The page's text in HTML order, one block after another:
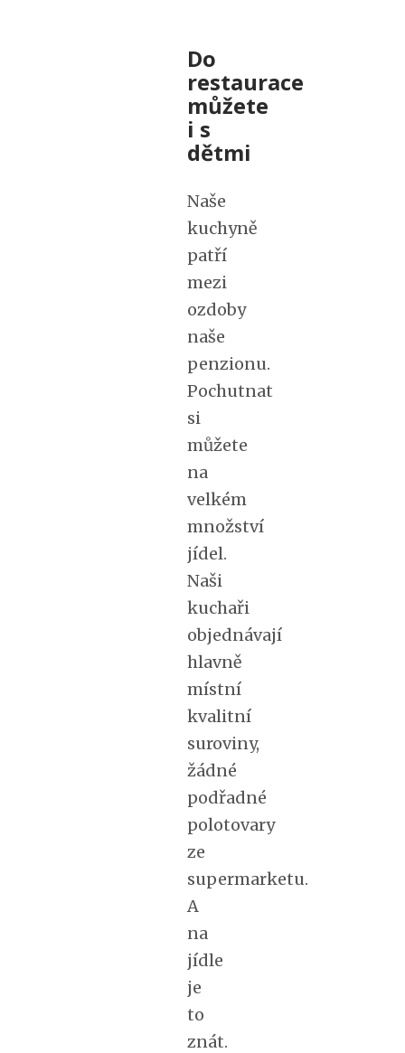
Do
restaurace
můžete
i s
dětmi
Naše
kuchyně
patří
mezi
ozdoby
naše
penzionu.
Pochutnat
si
můžete
na
velkém
množství
jídel.
Naši
kuchaři
objednávají
hlavně
místní
kvalitní
suroviny,
žádné
podřadné
polotovary
ze
supermarketu.
A
na
jídle
je
to
znát.